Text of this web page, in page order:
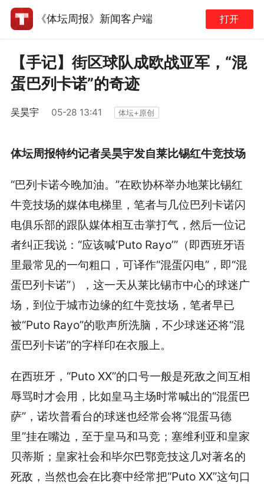
《体坛周报》新闻客户端 打开
【手记】街区球队成欧战亚军，“混
蛋巴列卡诺”的奇迹
吴昊宇 05-28 13:41 体坛+原创
体坛周报特约记者吴昊宇发自莱比锡红牛竞技场
“巴列卡诺今晚加油。”在欧协杯举办地莱比锡红
牛竞技场的媒体电梯里，笔者与几位巴列卡诺闪
电俱乐部的跟队媒体相互击掌打气，然后一位记
者纠正我说：“应该喊‘Puto Rayo’”（即西班牙语
里最常见的一句粗口，可译作“混蛋闪电”，即“混
蛋巴列卡诺”），这一天从莱比锡市中心的球迷广
场，到位于城市边缘的红牛竞技场，笔者早已
被“Puto Rayo”的歌声所洗脑，不少球迷还将“混
蛋巴列卡诺”的字样印在衣服上。
在西班牙，“Puto XX”的口号一般是死敌之间互相
辱骂时才会用，比如皇马主场时常喊出的“混蛋巴
萨”，诺坎普看台的球迷也经常会将“混蛋马德
里”挂在嘴边，至于皇马和马竞；塞维利亚和皇家
贝蒂斯；皇家社会和毕尔巴鄂竞技这几对著名的
死敌，当然也会在比赛中经常把“Puto XX”这句口